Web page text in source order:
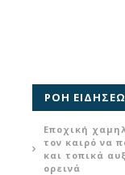
ΡΟΗ
Εποχική
τον καιρό να
και τοπικά
ορεινά